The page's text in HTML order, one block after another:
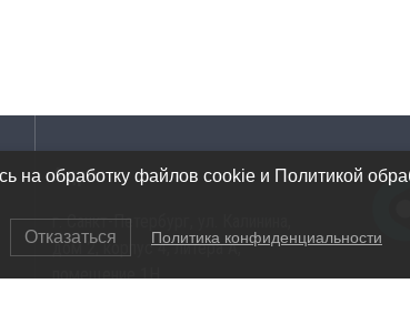
Адрес
г. Санкт-Петербург, ул. Калинина,
дом 2, корпус 4, литера А,
помещение 1Н
на обработку файлов cookie и Политикой
Отказаться Политика конфиденциальности